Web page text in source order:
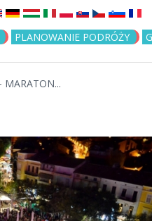
PLANOWANIE PODRÓŻY
MARATON...